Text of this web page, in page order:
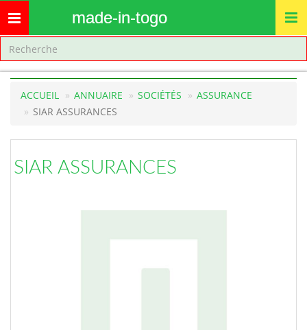
Toggle
navigation
made-in-togo
ACCUEIL ANNUAIRE SOCIÉTÉS
ASSURANCE
SIAR ASSURANCES
SIAR ASSURANCES